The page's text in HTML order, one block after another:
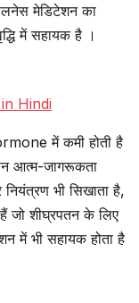
मेडिटेशन का
में सहायक है ।
Hindi
में कमी होती है
आत्म-जागरूकता
भी सिखाता है,
जो शीघ्रपतन के लिए
में भी सहायक होता है